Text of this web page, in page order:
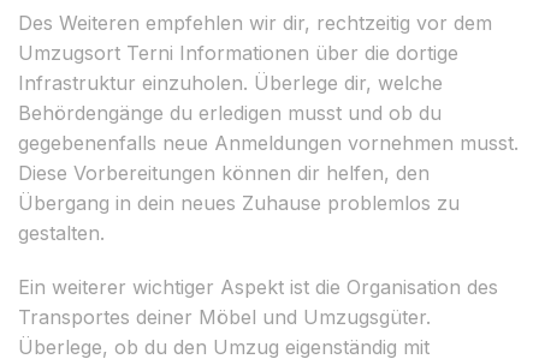
Des Weiteren empfehlen wir dir, rechtzeitig vor dem
Umzugsort Terni Informationen über die dortige
Infrastruktur einzuholen. Überlege dir, welche
Behördengänge du erledigen musst und ob du
gegebenenfalls neue Anmeldungen vornehmen musst.
Diese Vorbereitungen können dir helfen, den
Übergang in dein neues Zuhause problemlos zu
gestalten.
Ein weiterer wichtiger Aspekt ist die Organisation des
Transportes deiner Möbel und Umzugsgüter.
Überlege, ob du den Umzug eigenständig mit